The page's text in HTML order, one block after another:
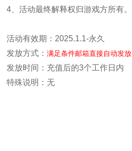
4、活动最终解释权归游戏方所有。
活动有效期：2025.1.1-永久
发放方式：满足条件邮箱直接自动发放
发放时间：充值后的3个工作日内
特殊说明：无